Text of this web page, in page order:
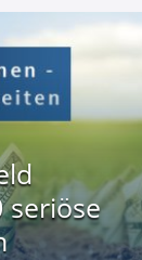
seriöse